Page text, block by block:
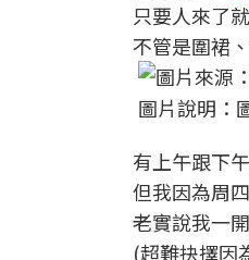
只要人來了
不管是圍裙
圖片說明：
有上午跟下
但我因為周
老實說我一
(超難抉擇因